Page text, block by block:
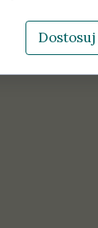
Dostosuj